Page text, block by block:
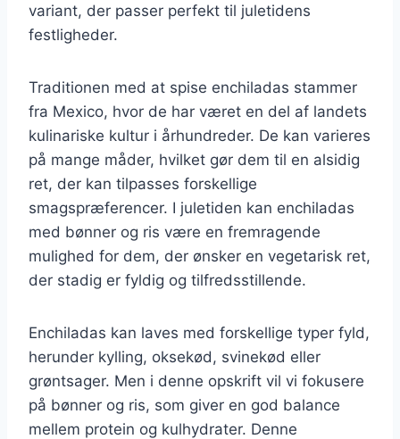
variant, der passer perfekt til juletidens
festligheder.
Traditionen med at spise enchiladas stammer
fra Mexico, hvor de har været en del af landets
kulinariske kultur i århundreder. De kan varieres
på mange måder, hvilket gør dem til en alsidig
ret, der kan tilpasses forskellige
smagspræferencer. I juletiden kan enchiladas
med bønner og ris være en fremragende
mulighed for dem, der ønsker en vegetarisk ret,
der stadig er fyldig og tilfredsstillende.
Enchiladas kan laves med forskellige typer fyld,
herunder kylling, oksekød, svinekød eller
grøntsager. Men i denne opskrift vil vi fokusere
på bønner og ris, som giver en god balance
mellem protein og kulhydrater. Denne